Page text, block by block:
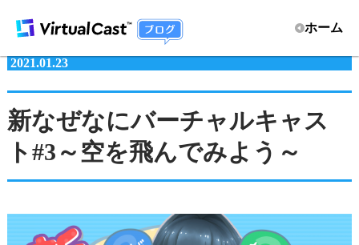
ホーム
2021.01.23
新なぜなにバーチャルキャス
ト#3～空を飛んでみよう～